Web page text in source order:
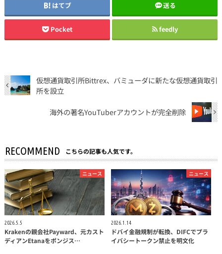
はてブ 送る
Pocket feedly
仮想通貨取引所Bittrex、バミューダに新たな仮想通貨取引
所を設立
海外の著名YouTuberアカウントが完全削除
RECOMMEND こちらの記事も人気です。
ニュース
2026.5.5
Krakenの親会社Payward、元カスト
ディアンEtanaをポンジス…
ニュース
2026.1.14
ドバイ金融規制が転換、DIFCでプラ
イバシートークン禁止を明文化